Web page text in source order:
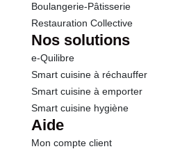
Boulangerie-Pâtisserie
Restauration Collective
Nos solutions
e-Quilibre
Smart cuisine à réchauffer
Smart cuisine à emporter
Smart cuisine hygiène
Aide
Mon compte client